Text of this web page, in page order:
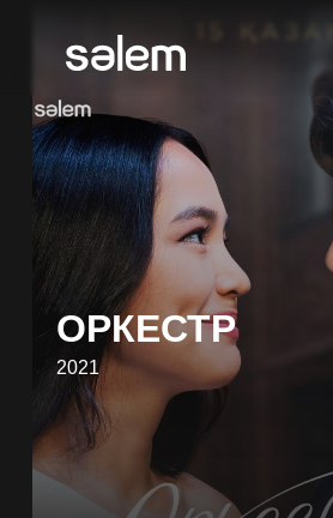
ОРКЕСТР
2021